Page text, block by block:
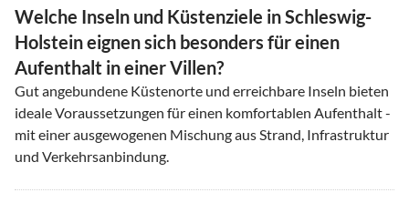
Welche Inseln und Küstenziele in Schleswig-
Holstein eignen sich besonders für einen
Aufenthalt in einer Villen?
Gut angebundene Küstenorte und erreichbare Inseln bieten
ideale Voraussetzungen für einen komfortablen Aufenthalt -
mit einer ausgewogenen Mischung aus Strand, Infrastruktur
und Verkehrsanbindung.